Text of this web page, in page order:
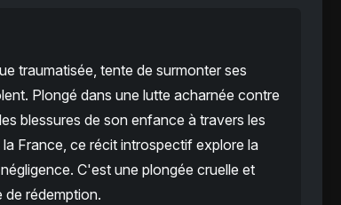
traumatisée, tente de surmonter ses
Plongé dans une lutte acharnée contre
blessures de son enfance à travers les
France, ce récit introspectif explore la
C'est une plongée cruelle et
rédemption.